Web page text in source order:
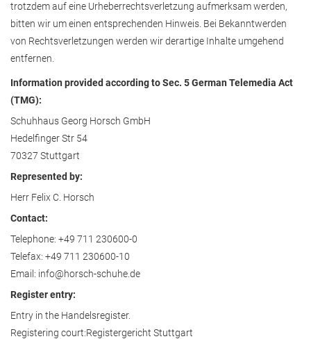
trotzdem auf eine Urheberrechtsverletzung aufmerksam werden,
bitten wir um einen entsprechenden Hinweis. Bei Bekanntwerden
von Rechtsverletzungen werden wir derartige Inhalte umgehend
entfernen.
Information provided according to Sec. 5 German Telemedia Act
(TMG):
Schuhhaus Georg Horsch GmbH
Hedelfinger Str 54
70327 Stuttgart
Represented by:
Herr Felix C. Horsch
Contact:
Telephone: +49 711 230600-0
Telefax: +49 711 230600-10
Email: info@horsch-schuhe.de
Register entry:
Entry in the Handelsregister.
Registering court:Registergericht Stuttgart